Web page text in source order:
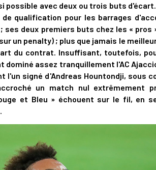
possible avec deux ou trois buts
qualification pour les barrages
ses deux premiers buts chez les « pros
un penalty) ; plus que jamais le
du contrat. Insuffisant, toutefois,
dominé assez tranquillement l'AC
l'un signé d'Andreas Hountondji, sous
un match nul extrêmement
et Bleu » échouent sur le fil, en